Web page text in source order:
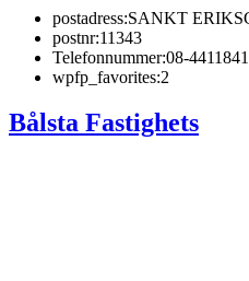
postadress:SANKT
postnr:11343
Telefonnummer:08-4411841
wpfp_favorites:2
Bålsta Fastighets